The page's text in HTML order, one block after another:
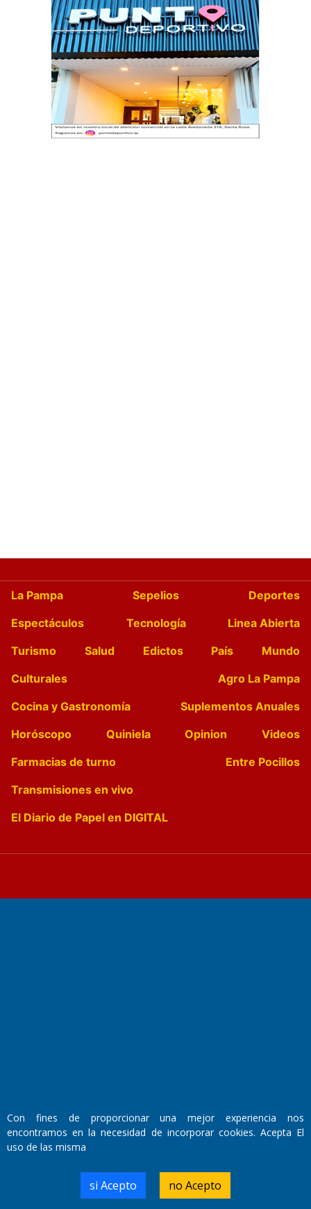
La Pampa Sepelios
Deportes
Espectáculos
Tecnología
Linea Abierta
Turismo
Salud Edictos País
Mundo
Culturales
Agro La Pampa
Cocina y Gastronomía
Suplementos Anuales
Horóscopo
Quiniela Opinion
Videos
Farmacias de turno
Entre Pocillos
Transmisiones en vivo
El Diario de Papel en DIGITAL
Domicilio Legal: José Ingenieros 855,
Santa Rosa, La Pampa.
RL-2019-55551274-APN-DNDA#MJ
Con fines de proporcionar una mejor experiencia nos
encontramos en la necesidad de incorporar cookies. Acepta El
uso de las misma
si Acepto no Acepto